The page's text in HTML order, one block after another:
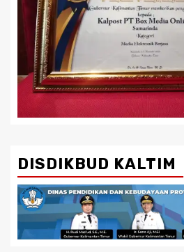
DISDIKBUD KALTIM